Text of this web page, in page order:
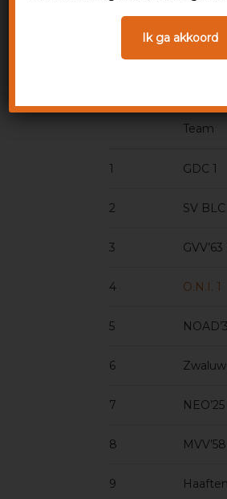
Voorste rij v.l.n.r.:
Floris Wouters,
Ontbrekend op de foto
Team
1 GDC 1
2 SV BLC
3 GVV’63
4 O.N.I. 1
5
6
7 NEO’25
8 MVV’58
9
Ik ga akkoord